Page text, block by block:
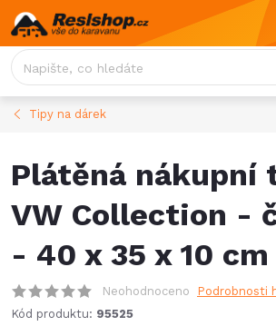
Přejít
na
obsah
Tipy na dárek
Plátěná nákupní
VW Collection -
- 40 x 35 x 10 cm
Neohodnoceno
Podrobnosti
Kód produktu: 95525